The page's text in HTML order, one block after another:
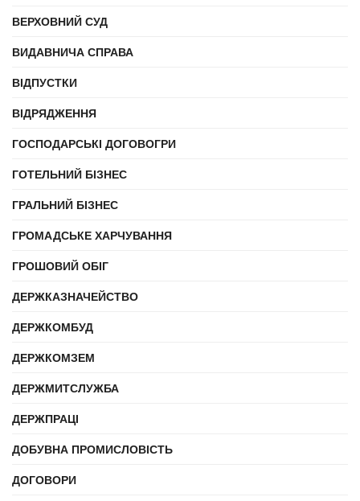
ВЕРХОВНИЙ СУД
ВИДАВНИЧА СПРАВА
ВІДПУСТКИ
ВІДРЯДЖЕННЯ
ГОСПОДАРСЬКІ ДОГОВОГРИ
ГОТЕЛЬНИЙ БІЗНЕС
ГРАЛЬНИЙ БІЗНЕС
ГРОМАДСЬКЕ ХАРЧУВАННЯ
ГРОШОВИЙ ОБІГ
ДЕРЖКАЗНАЧЕЙСТВО
ДЕРЖКОМБУД
ДЕРЖКОМЗЕМ
ДЕРЖМИТСЛУЖБА
ДЕРЖПРАЦІ
ДОБУВНА ПРОМИСЛОВІСТЬ
ДОГОВОРИ